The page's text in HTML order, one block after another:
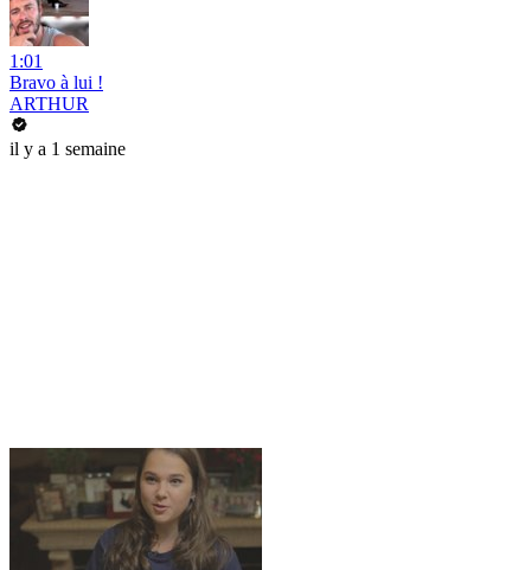
1:01
Bravo à lui !
ARTHUR
il y a 1 semaine